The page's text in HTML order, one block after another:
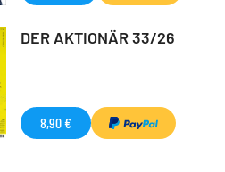
DER AKTIONÄR 33/26
8,90 €